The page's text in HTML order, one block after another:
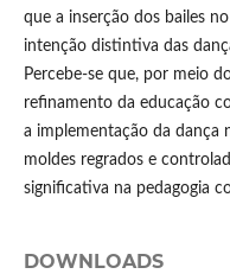
que a inserção dos bailes
intenção distintiva das
Percebe-se que, por meio
refinamento da educação
a implementação da dança
moldes regrados e
significativa na pedagogia
DOWNLOADS